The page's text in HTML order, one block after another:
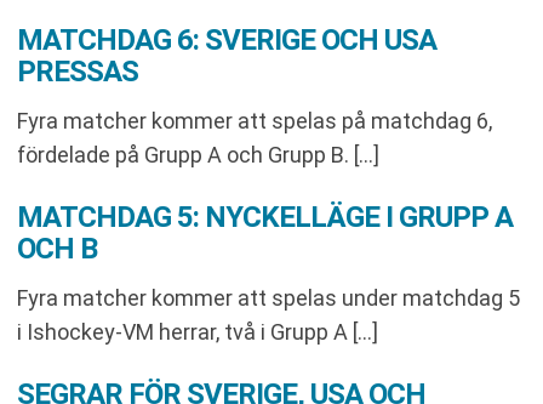
MATCHDAG 6: SVERIGE OCH USA
PRESSAS
Fyra matcher kommer att spelas på matchdag 6,
fördelade på Grupp A och Grupp B. […]
MATCHDAG 5: NYCKELLÄGE I GRUPP A
OCH B
Fyra matcher kommer att spelas under matchdag 5
i Ishockey-VM herrar, två i Grupp A […]
SEGRAR FÖR SVERIGE, USA OCH